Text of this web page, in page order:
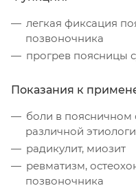
легкая фиксация
позвоночника
прогрев поясницы
Показания к
боли в поясничном
различной
радикулит, миозит
ревматизм,
позвоночника